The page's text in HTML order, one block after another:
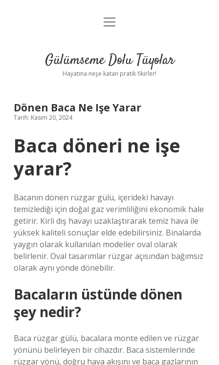
Anasayfa
Yasal Uyarı
menüyü
Gülümseme Dolu Tüyolar
Hayatına neşe katan pratik fikirler!
Dönen Baca Ne Işe Yarar
Tarih: Kasım 20, 2024
Baca döneri ne işe
yarar?
Bacanın dönen rüzgar gülü, içerideki havayı
temizlediği için doğal gaz verimliliğini ekonomik hale
getirir. Kirli dış havayı uzaklaştırarak temiz hava ile
yüksek kaliteli sonuçlar elde edebilirsiniz. Binalarda
yaygın olarak kullanılan modeller oval olarak
belirlenir. Oval tasarımlar rüzgar açısından bağımsız
olarak aynı yönde dönebilir.
Bacaların üstünde dönen
şey nedir?
Baca rüzgar gülü, bacalara monte edilen ve rüzgar
yönünü belirleyen bir cihazdır. Baca sistemlerinde
rüzgar yönü, doğru hava akışını ve baca gazlarının